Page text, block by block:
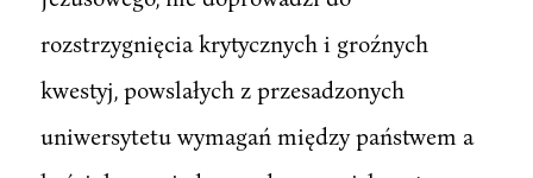
rozstrzygnięcia krytycznych i groźnych
kwestyj, powslałych z przesadzonych
uniwersytetu wymagań między państwem a